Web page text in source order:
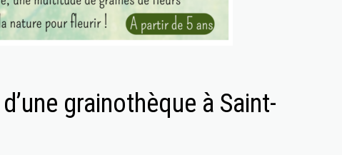
grainothèque à Saint-